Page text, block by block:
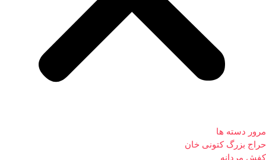
مرور دسته ها
حراج بزرگ کتونی خان
کفش مردانه